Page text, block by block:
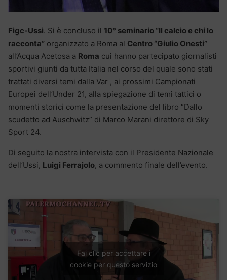
Figc-Ussi. Si è concluso il 10° seminario “Il calcio e chi lo
racconta” organizzato a Roma al Centro “Giulio Onesti”
all’Acqua Acetosa a Roma cui hanno partecipato giornalisti
sportivi giunti da tutta Italia nel corso del quale sono stati
trattati diversi temi dalla Var , ai prossimi Campionati
Europei dell’Under 21, alla spiegazione di temi tattici o
momenti storici come la presentazione del libro “Dallo
scudetto ad Auschwitz” di Marco Marani direttore di Sky
Sport 24.
Di seguito la nostra intervista con il Presidente Nazionale
dell’Ussi, Luigi Ferrajolo, a commento finale dell’evento.
Fai clic per accettare i
cookie per questo servizio